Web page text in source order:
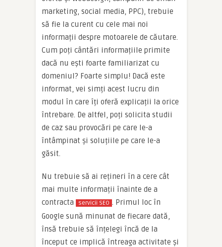
marketing, social media, PPC), trebuie
să fie la curent cu cele mai noi
informații despre motoarele de căutare.
Cum poți cântări informațiile primite
dacă nu ești foarte familiarizat cu
domeniul? Foarte simplu! Dacă este
informat, vei simți acest lucru din
modul în care îți oferă explicații la orice
întrebare. De altfel, poți solicita studii
de caz sau provocări pe care le-a
întâmpinat și soluțiile pe care le-a
găsit.
Nu trebuie să ai rețineri în a cere cât
mai multe informații înainte de a
contracta
servicii SEO
. Primul loc în
Google sună minunat de fiecare dată,
însă trebuie să înțelegi încă de la
început ce implică întreaga activitate și